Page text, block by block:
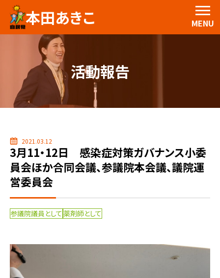
本田あきこ MENU
活動報告
2021.03.12
3月11・12日 感染症対策ガバナンス小委
員会ほか合同会議、参議院本会議、議院運
営委員会
参議院議員として 薬剤師として